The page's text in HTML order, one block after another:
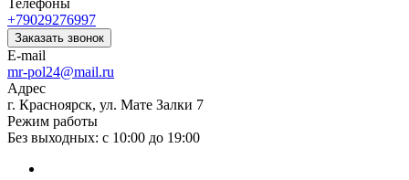
Телефоны
+79029276997
Заказать звонок
E-mail
mr-pol24@mail.ru
Адрес
г. Красноярск, ул. Мате Залки 7
Режим работы
Без выходных: с 10:00 до 19:00